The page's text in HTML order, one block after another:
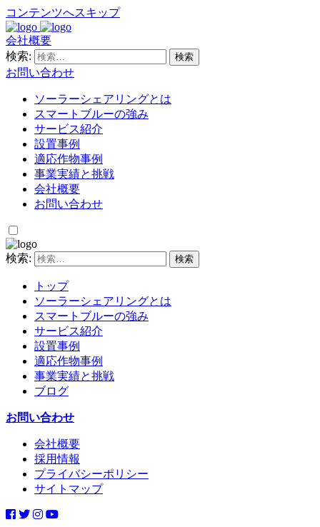
コンテンツへスキップ
会社概要
検索:
お問い合わせ
ソーラーシェアリングとは
スマートブルーの強み
サービス紹介
設置事例
適応作物事例
事業実績と挑戦
会社概要
お問い合わせ
検索:
トップ
ソーラーシェアリングとは
スマートブルーの強み
サービス紹介
設置事例
適応作物事例
事業実績と挑戦
ブログ
お問い合わせ
会社概要
採用情報
プライバシーポリシー
サイトマップ